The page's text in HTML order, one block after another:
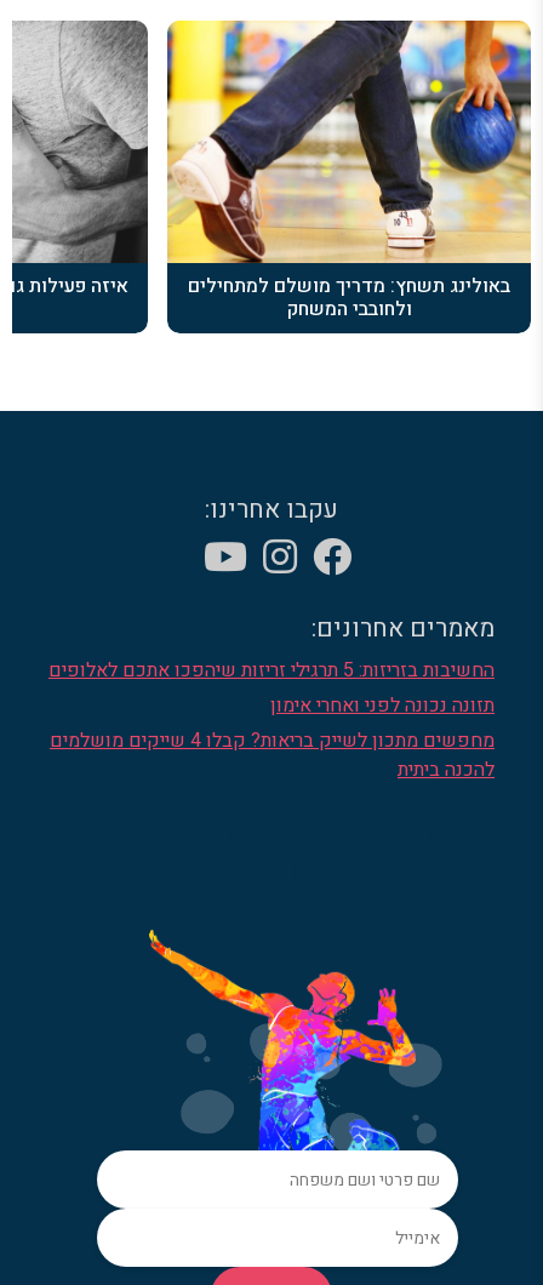
באולינג תשחץ: מדריך מושלם למתחילים
ולחובבי המשחק
איזה פעילות
עקבו אחרינו:
מאמרים אחרונים:
החשיבות בזריזות: 5 תרגילי זריזות שיהפכו אתכם לאלופים
תזונה נכונה לפני ואחרי אימון
מחפשים מתכון לשייק בריאות? קבלו 4 שייקים מושלמים
להכנה ביתית